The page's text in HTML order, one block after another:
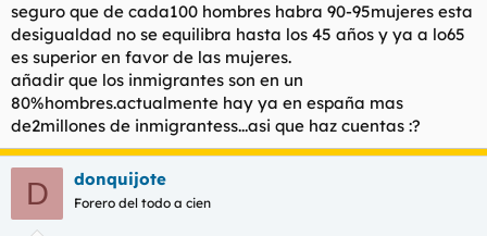
A q se debe este fenómeno?? No dicen que hay más tias en el
mundo que tios?? No lo entiendo.
seguro que de cada100 hombres habra 90-95mujeres esta
desigualdad no se equilibra hasta los 45 años y ya a lo65
es superior en favor de las mujeres.
añadir que los inmigrantes son en un
80%hombres.actualmente hay ya en españa mas
de2millones de inmigrantess...asi que haz cuentas :?
D donquijote
Forero del todo a cien